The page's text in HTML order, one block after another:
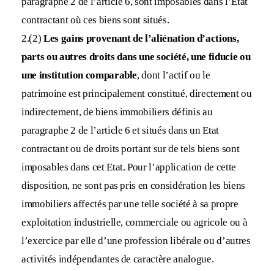
contractant où ces biens sont situés.
2.(2) Les gains provenant de l’aliénation d’actions,
parts ou autres droits dans une société, une fiducie ou
une institution comparable, dont l’actif ou le
patrimoine est principalement constitué, directement ou
indirectement, de biens immobiliers définis au
paragraphe 2 de l’article 6 et situés dans un Etat
contractant ou de droits portant sur de tels biens sont
imposables dans cet Etat. Pour l’application de cette
disposition, ne sont pas pris en considération les biens
immobiliers affectés par une telle société à sa propre
exploitation industrielle, commerciale ou agricole ou à
l’exercice par elle d’une profession libérale ou d’autres
activités indépendantes de caractère analogue.